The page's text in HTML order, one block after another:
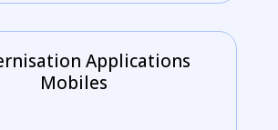
Applications
Mobiles